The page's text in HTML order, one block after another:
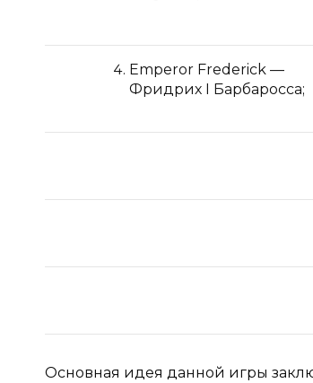
Emperor Frederick —
Фридрих I Барбаросса;
Основная идея данной игры